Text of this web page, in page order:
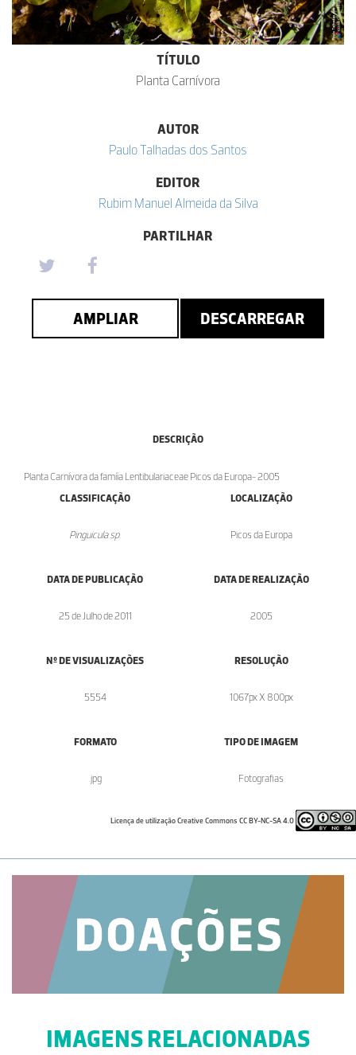
TÍTULO
Planta Carnívora
AUTOR
Paulo Talhadas dos Santos
EDITOR
Rubim Manuel Almeida da Silva
PARTILHAR
AMPLIAR DESCARREGAR
DESCRIÇÃO
Planta Carnívora da famíia Lentibulariaceae Picos da Europa- 2005
CLASSIFICAÇÃO
Pinguicula sp.
LOCALIZAÇÃO
Picos da Europa
DATA DE PUBLICAÇÃO
25 de Julho de 2011
DATA DE REALIZAÇÃO
2005
Nº DE VISUALIZAÇÕES
5554
RESOLUÇÃO
1067px X 800px
FORMATO
.jpg
TIPO DE IMAGEM
Fotografias
Licença de utilização Creative Commons CC BY-NC-SA 4.0
IMAGENS RELACIONADAS